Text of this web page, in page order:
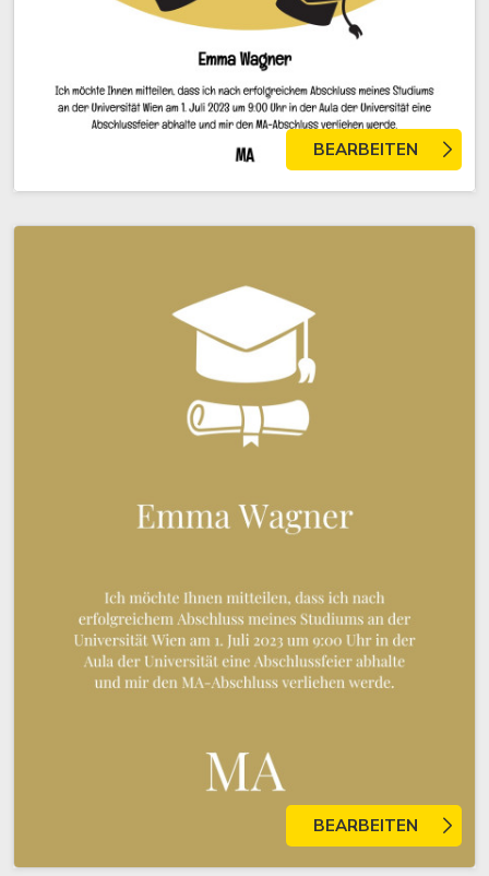
BEARBEITEN
BEARBEITEN